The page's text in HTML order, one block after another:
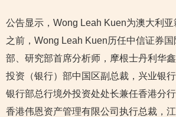
公告显示，Wong Leah Kuen为澳大利
之前，Wong Leah Kuen历任中信证券
部、研究部首席分析师，摩根士丹利华
投资（银行）部中国区副总裁，兴业银
银行部总行境外投资处处长兼任香港分
香港伟恩资产管理有限公司执行总裁，